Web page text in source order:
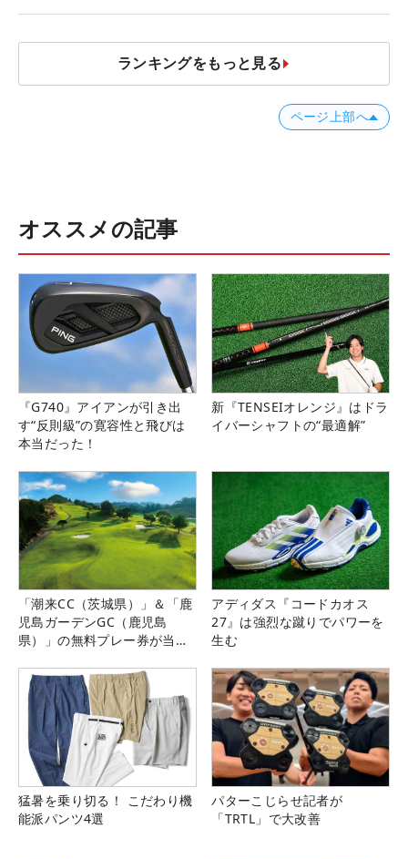
ランキングをもっと見る
ページ上部へ
オススメの記事
『G740』アイアンが引き出
す“反則級”の寛容性と飛びは
本当だった！
新『TENSEIオレンジ』はドラ
イバーシャフトの“最適解”
「潮来CC（茨城県）」＆「鹿
児島ガーデンGC（鹿児島
県）」の無料プレー券が当た
アディダス『コードカオス
27』は強烈な蹴りでパワーを
生む
猛暑を乗り切る！ こだわり機
能派パンツ4選
パターこじらせ記者が
「TRTL」で大改善